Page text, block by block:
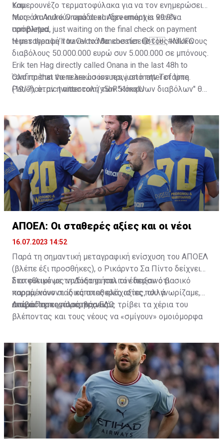
του.
Καμερουνέζο τερματοφύλακα για να τον ενημερώσει
πως όλα κυλούν ομάδα και δεν υπάρχει κανένα
πρόβλημα.
More on André Onana deal. Agreement is 99.9%
completed, just waiting on the final check on payment
terms then he’ll travel to Manchester. 🔴🇨🇲#MUFC
Erik ten Hag directly called Onana in the last 48h to
confirm that there are no issues, just matter of time.
Patience.pic.twitter.com/y5hR51mqlU
Η μεταγραφή του Ονανά θα κοστίσει στους κόκκινους
διαβόλους 50.000.000 ευρώ συν 5.000.000 σε μπόνους.
Όλα πρέπει να τελειώσουν πριν από την Τετάρτη
(19/7), όταν η αποστολή των "κόκκινων διαβόλων" θα
ΑΠΟΕΛ: Οι σταθερές αξίες και οι νέοι
16.07.2023 14:52
Παρά τη σημαντική μεταγραφική ενίσχυση του ΑΠΟΕΛ
(βλέπε έξι προσθήκες), ο Ρικάρντο Σα Πίντο δείχνει
διατεθειμένος να διατηρήσει τον περσινό βασικό
κορμό, κάνοντας κάποιες ελάχιστες, αλλά
απαραίτητες παρεμβάσεις.
Στο φιλικό με τη Δόξα οι παλιοί έδειξαν ότι
παραμένουν οι ίδιες σταθερές αξίες που γνωρίζαμε,
ενώ ο Πορτογάλος τεχνικός τρίβει τα χέρια του
βλέποντας και τους νέους να «σμίγουν» ομοιόμορφα
Διαβάστε περισσότεραΕΔΩ.